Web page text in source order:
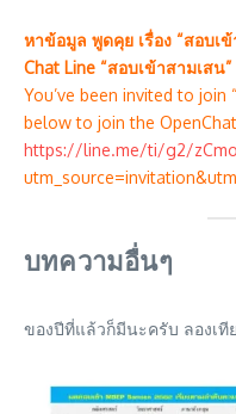
หาข้อมูล พูดคุย เรื่อง “สอบเ
Chat Line “สอบเข้าสามเสน”
You’ve been invited to join
below to join the
https://line.me/ti/g2/
บทความอื่นๆ
ของปีที่แล้วก็มีนะครับ ลองเที